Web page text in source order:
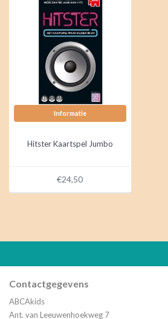
Informatie
Hitster Kaartspel Jumbo
€24,50
Contactgegevens
ABCAkids
Ant. van Leeuwenhoekweg 7